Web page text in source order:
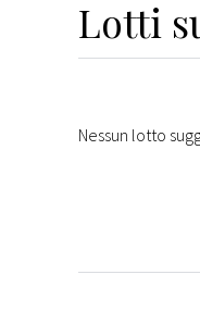
Lotti
Nessun lotto